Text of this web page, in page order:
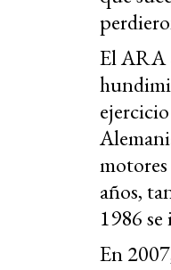
El ARA
años,
1986
En